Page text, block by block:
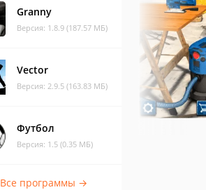
Granny
Версия: 1.8.9 (187.57 МБ)
Vector
Версия: 2.9.5 (163.83 МБ)
Футбол
Версия: 1.5 (0.35 МБ)
Все программы →